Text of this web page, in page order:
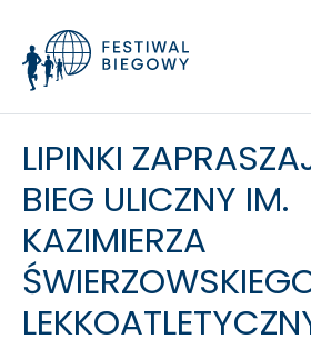
LIPINKI
BIEG ULICZNY IM.
KAZIMIERZA